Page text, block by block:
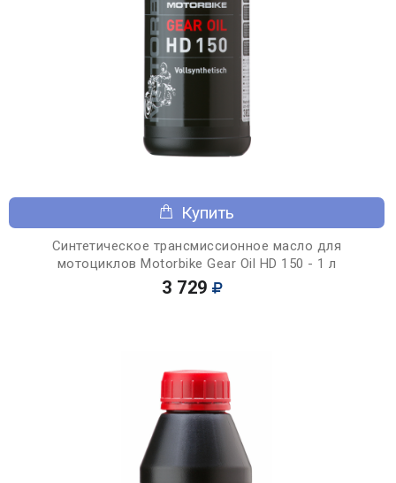
Купить
Синтетическое трансмиссионное масло для
мотоциклов Motorbike Gear Oil HD 150 - 1 л
3 729